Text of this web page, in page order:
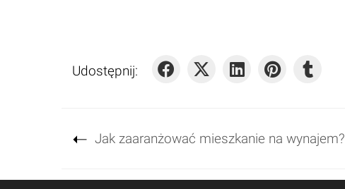
Udostępnij:
Jak zaaranżować mieszkanie na wynajem?